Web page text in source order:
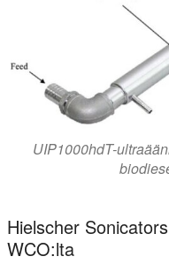
UIP1000hdT-
Hielscher
WCO:lta